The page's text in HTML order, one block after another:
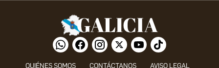
QUIÉNES SOMOS CONTÁCTANOS AVISO LEGAL